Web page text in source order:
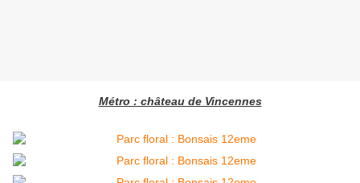
Métro : château de Vincennes